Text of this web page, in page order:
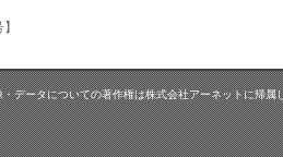
データについての著作権は株式会社アーネットに帰